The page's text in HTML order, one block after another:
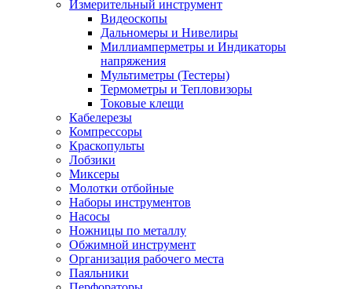
Измерительный инструмент
Видеоскопы
Дальномеры и Нивелиры
Миллиамперметры и Индикаторы
напряжения
Мультиметры (Тестеры)
Термометры и Тепловизоры
Токовые клещи
Кабелерезы
Компрессоры
Краскопульты
Лобзики
Миксеры
Молотки отбойные
Наборы инструментов
Насосы
Ножницы по металлу
Обжимной инструмент
Организация рабочего места
Паяльники